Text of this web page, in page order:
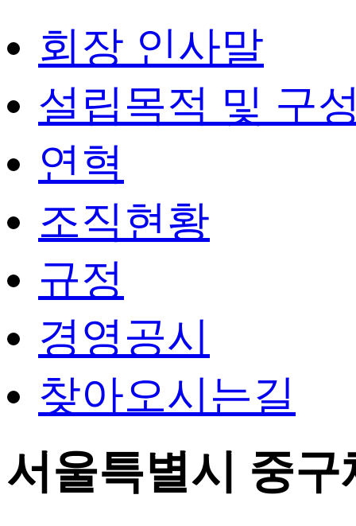
회장 인사말
설립목적 및 구
연혁
조직현황
규정
경영공시
찾아오시는길
서울특별시 중구